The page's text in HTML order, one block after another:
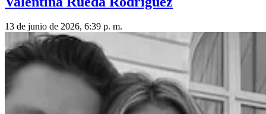
13 de junio de 2026, 6:39 p. m.